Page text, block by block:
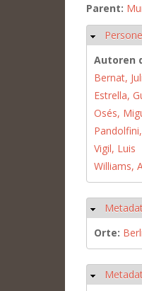
Parent:
Autoren
Bernat,
Estrella,
Osés,
Vigil, Luis
Williams,
Orte: